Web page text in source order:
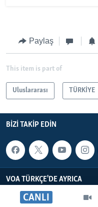
CANLI
Paylaş
This item is part of
Uluslararası TÜRKİYE
BIZI TAKIP EDIN
VOA TÜRKÇE'DE AYRICA